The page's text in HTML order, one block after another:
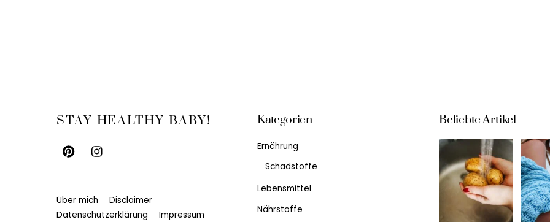
STAY HEALTHY BABY!
Über mich
Disclaimer
Datenschutzerklärung
Impressum
Kategorien
Ernährung
Schadstoffe
Lebensmittel
Nährstoffe
Beliebte Artikel